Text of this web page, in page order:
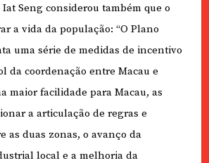
Seng considerou também que o
a vida da população: “O Plano
uma série de medidas de incentivo
da coordenação entre Macau e
maior facilidade para Macau, as
a articulação de regras e
as duas zonas, o avanço da
local e a melhoria da